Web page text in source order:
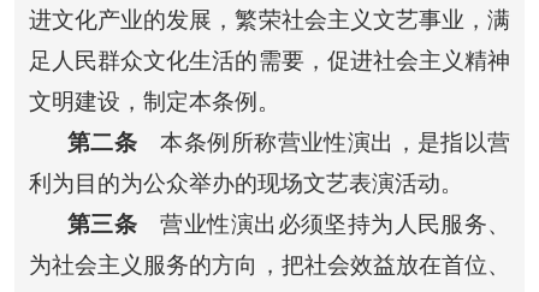
进文化产业的发展，繁荣社会主义文艺事业，满
足人民群众文化生活的需要，促进社会主义精神
文明建设，制定本条例。
第二条 本条例所称营业性演出，是指以营
利为目的为公众举办的现场文艺表演活动。
第三条 营业性演出必须坚持为人民服务、
为社会主义服务的方向，把社会效益放在首位、